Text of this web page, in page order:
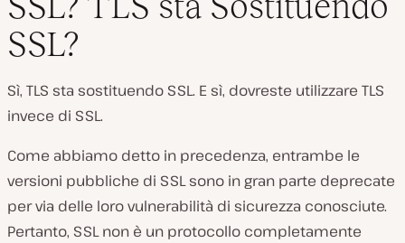
SSL?
Sì, TLS sta sostituendo SSL. E sì, dovreste utilizzare TLS
invece di SSL.
Come abbiamo detto in precedenza, entrambe le
versioni pubbliche di SSL sono in gran parte deprecate
per via delle loro vulnerabilità di sicurezza conosciute.
Pertanto, SSL non è un protocollo completamente